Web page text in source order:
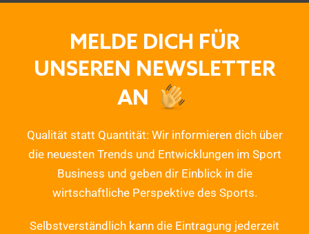
MELDE DICH FÜR
UNSEREN NEWSLETTER
AN
Qualität statt Quantität: Wir informieren dich über
die neuesten Trends und Entwicklungen im Sport
Business und geben dir Einblick in die
wirtschaftliche Perspektive des Sports.
Selbstverständlich kann die Eintragung jederzeit